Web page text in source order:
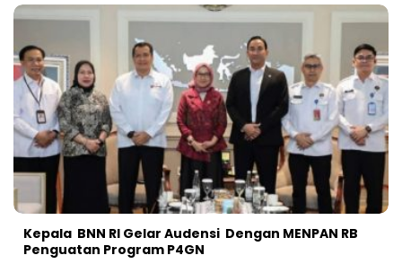
Kepala BNN RI Gelar Audensi Dengan MENPAN RB
Penguatan Program P4GN